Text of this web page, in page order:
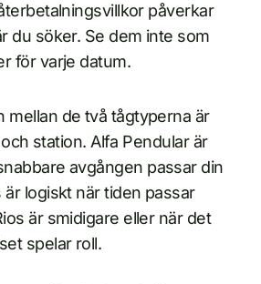
påverkar
du söker. Se dem inte som
för varje datum.
mellan de två tågtyperna är
station. Alfa Pendular är
avgången passar din
logiskt när tiden passar
är smidigare eller när det
spelar roll.